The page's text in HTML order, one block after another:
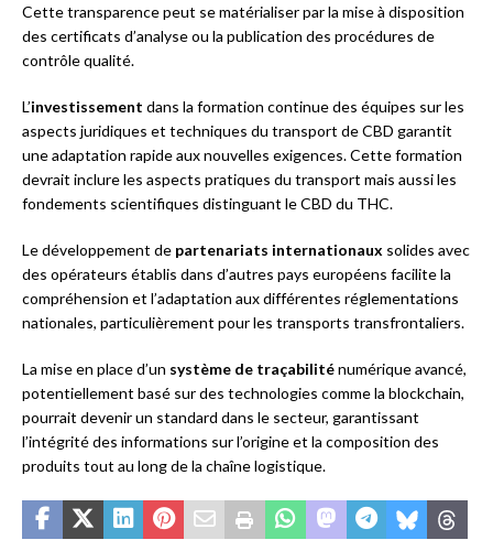
Cette transparence peut se matérialiser par la mise à disposition
des certificats d’analyse ou la publication des procédures de
contrôle qualité.
L’investissement dans la formation continue des équipes sur les
aspects juridiques et techniques du transport de CBD garantit
une adaptation rapide aux nouvelles exigences. Cette formation
devrait inclure les aspects pratiques du transport mais aussi les
fondements scientifiques distinguant le CBD du THC.
Le développement de partenariats internationaux solides avec
des opérateurs établis dans d’autres pays européens facilite la
compréhension et l’adaptation aux différentes réglementations
nationales, particulièrement pour les transports transfrontaliers.
La mise en place d’un système de traçabiliténumérique avancé,
potentiellement basé sur des technologies comme la blockchain,
pourrait devenir un standard dans le secteur, garantissant
l’intégrité des informations sur l’origine et la composition des
produits tout au long de la chaîne logistique.